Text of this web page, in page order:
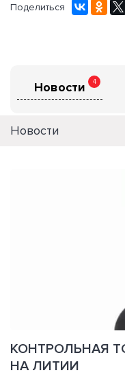
Поделиться
Новости 4
Новости
КОНТРОЛЬНАЯ
НА ЛИТИИ